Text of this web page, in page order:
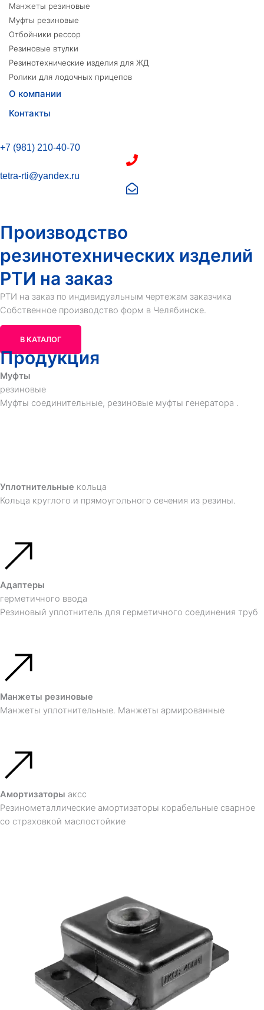
Манжеты резиновые
Муфты резиновые
Отбойники рессор
Резиновые втулки
Резинотехнические изделия для ЖД
Ролики для лодочных прицепов
О компании
Контакты
+7 (981) 210-40-70
tetra-rti@yandex.ru
Производство
резинотехнических изделий
РТИ на заказ
РТИ на заказ по индивидуальным чертежам заказчика
Собственное производство форм в Челябинске.
В КАТАЛОГ
Продукция
Муфты
резиновые
Муфты соединительные, резиновые муфты генератора .
Уплотнительные кольца
Кольца круглого и прямоугольного сечения из резины.
Адаптеры
герметичного ввода
Резиновый уплотнитель для герметичного соединения труб
Манжеты резиновые
Манжеты уплотнительные. Манжеты армированные
Амортизаторы аксс
Резинометаллические амортизаторы корабельные сварное
со страховкой маслостойкие